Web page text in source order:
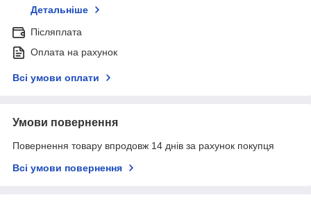
Детальніше
Післяплата
Оплата на рахунок
Всі умови оплати
Умови повернення
Повернення товару впродовж 14 днів за рахунок покупця
Всі умови повернення